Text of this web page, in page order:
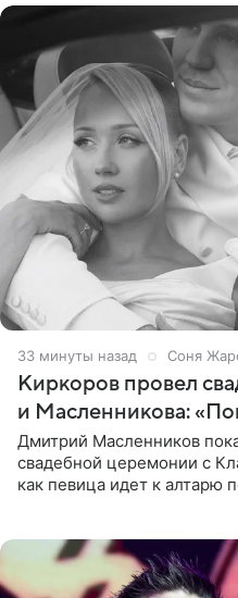
33 минуты назад Соня
Киркоров провел
и Масленникова:
Дмитрий Масленников
свадебной церемонии с
как певица идет к алтарю